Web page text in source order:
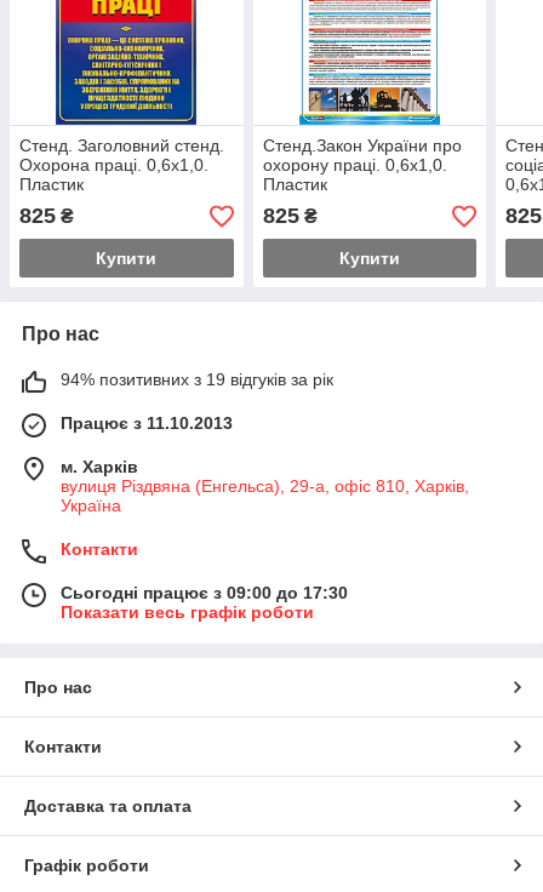
Стенд. Заголовний стенд.
Охорона праці. 0,6х1,0.
Пластик
825 ₴
Купити
Стенд.Закон України про
охорону праці. 0,6х1,0.
Пластик
825₴
Купити
825
Про нас
94% позитивних з 19 відгуків за рік
Працює з 11.10.2013
м. Харків
вулиця Різдвяна (Енгельса), 29-а, офіс 810, Харків,
Україна
Контакти
Сьогодні працює з 09:00 до 17:30
Показати весь графік роботи
Про нас
Контакти
Доставка та оплата
Графік роботи